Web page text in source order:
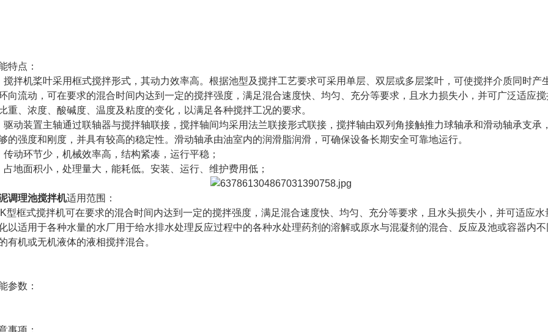
特点：
搅拌机桨叶采用框式搅拌形式，其动力效率高。根据池型及搅拌工艺要求可采用单层、双层或多层桨叶，可使搅拌介质同时产
向流动，可在要求的混合时间内达到一定的搅拌强度，满足混合速度快、均匀、充分等要求，且水力损失小，并可广泛适应
重、浓度、酸碱度、温度及粘度的变化，以满足各种搅拌工况的要求。
驱动装置主轴通过联轴器与搅拌轴联接，搅拌轴间均采用法兰联接形式联接，搅拌轴由双列角接触推力球轴承和滑动轴承支承
的强度和刚度，并具有较高的稳定性。滑动轴承由油室内的润滑脂润滑，可确保设备长期安全可靠地运行。
传动环节少，机械效率高，结构紧凑，运行平稳；
占地面积小，处理量大，能耗低。安装、运行、维护费用低；
调理池搅拌机适用范围：
型框式搅拌机可在要求的混合时间内达到一定的搅拌强度，满足混合速度快、均匀、充分等要求，且水头损失小，并可适应水
以适用于各种水量的水厂用于给水排水处理反应过程中的各种水处理药剂的溶解或原水与混凝剂的混合、反应及池或容器内
有机或无机液体的液相搅拌混合。
参数：
事项：